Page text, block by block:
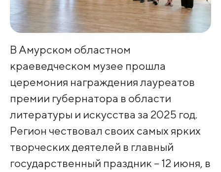
В Амурском областном
краеведческом музее прошла
церемония награждения лауреатов
премии губернатора в области
литературы и искусства за 2025 год.
Регион чествовал своих самых ярких
творческих деятелей в главный
государственный праздник – 12 июня, в